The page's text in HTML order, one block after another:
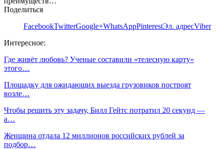
Поделиться
FacebookTwitterGoogle+WhatsAppPinterestЭл. адресViber
Интересное:
Где живёт любовь? Ученые составили «телесную карту»
этого…
Площадку для ожидающих выезда грузовиков построят
возле…
Чтобы решить эту задачу, Билл Гейтс потратил 20 секунд —
а…
Женщина отдала 12 миллионов российских рублей за
подбор…